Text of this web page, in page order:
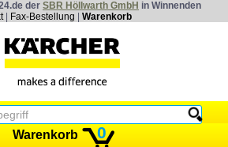
der SBR Höllwarth GmbH in Winnenden
| Fax-Bestellung Warenkorb
Warenkorb 0